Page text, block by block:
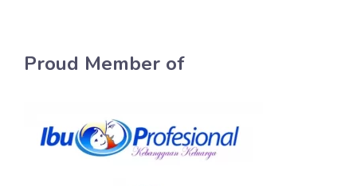
Proud Member of